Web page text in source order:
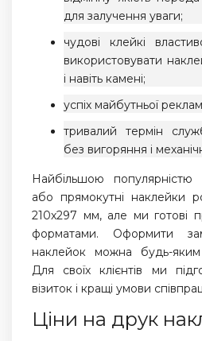
для залучення уваги;
чудові клейкі
використовувати
і навіть камені;
успіх майбутньої
тривалий термін
без вигоряння і
Найбільшою популярністю
або прямокутні наклейки
210х297 мм, але ми готові
форматами. Оформити
наклейок можна будь-
Для своїх клієнтів ми
візиток і кращі умови
Ціни на друк